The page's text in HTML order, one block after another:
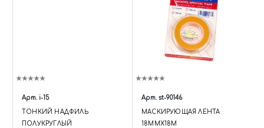
Арт. i-15
ТОНКИЙ НАДФИЛЬ
ПОЛУКРУГЛЫЙ
Арт. st-90146
МАСКИРУЮЩАЯ ЛЕНТА
18MMX18M